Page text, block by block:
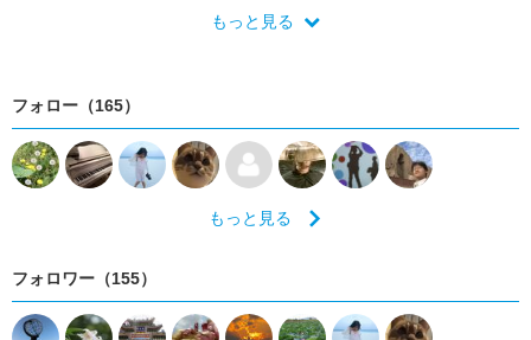
もっと見る
フォロー（165）
もっと見る
フォロワー（155）